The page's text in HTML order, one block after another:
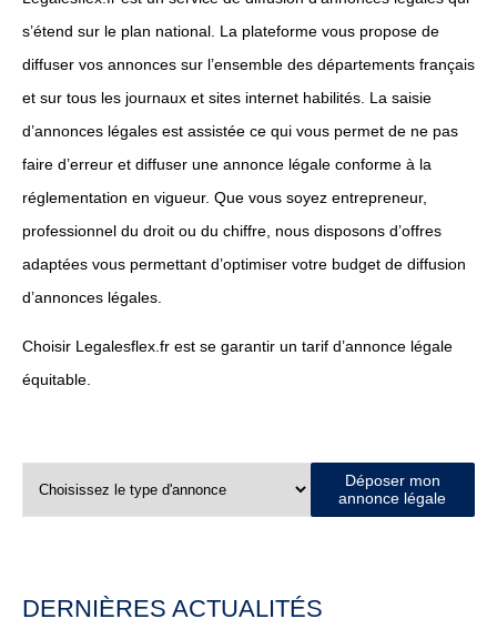
s’étend sur le plan national. La plateforme vous propose de
diffuser vos annonces sur l’ensemble des départements français
et sur tous les journaux et sites internet habilités. La saisie
d’annonces légales est assistée ce qui vous permet de ne pas
faire d’erreur et diffuser une annonce légale conforme à la
réglementation en vigueur. Que vous soyez entrepreneur,
professionnel du droit ou du chiffre, nous disposons d’offres
adaptées vous permettant d’optimiser votre budget de diffusion
d’annonces légales.
Choisir Legalesflex.fr est se garantir un tarif d’annonce légale
équitable.
Déposer mon
annonce légale
DERNIÈRES ACTUALITÉS